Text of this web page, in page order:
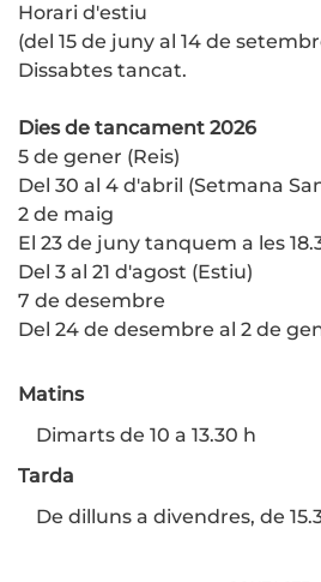
Horari d'estiu
(del 15 de juny al 14 de
Dissabtes tancat.
Dies de tancament 2026
5 de gener (Reis)
Del 30 al 4 d'abril (Setmana
2 de maig
El 23 de juny tanquem a les
Del 3 al 21 d'agost (Estiu)
7 de desembre
Del 24 de desembre al 2 de
Matins
Dimarts de 10 a 13.30 h
Tarda
De dilluns a divendres, de